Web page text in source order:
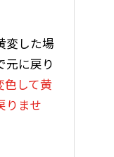
変した場
元に戻り
色して黄
りませ